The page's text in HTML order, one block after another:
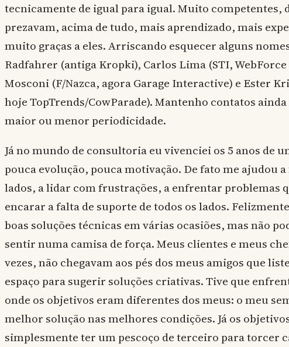
tecnicamente de igual para igual. Muito competentes,
prezavam, acima de tudo, mais aprendizado, mais
muito graças a eles. Arriscando esquecer alguns
Radfahrer (antiga Kropki), Carlos Lima (STI,
Mosconi (F/Nazca, agora Garage Interactive) e Ester
hoje TopTrends/CowParade). Mantenho contatos
maior ou menor periodicidade.
Já no mundo de consultoria eu vivenciei os 5 anos de
pouca evolução, pouca motivação. De fato me ajudou
lados, a lidar com frustrações, a enfrentar problemas
encarar a falta de suporte de todos os lados.
boas soluções técnicas em várias ocasiões, mas não
sentir numa camisa de força. Meus clientes e meus
vezes, não chegavam aos pés dos meus amigos que
espaço para sugerir soluções criativas. Tive que
onde os objetivos eram diferentes dos meus: o meu
melhor solução nas melhores condições. Já os
simplesmente ter um pescoço de terceiro para torcer